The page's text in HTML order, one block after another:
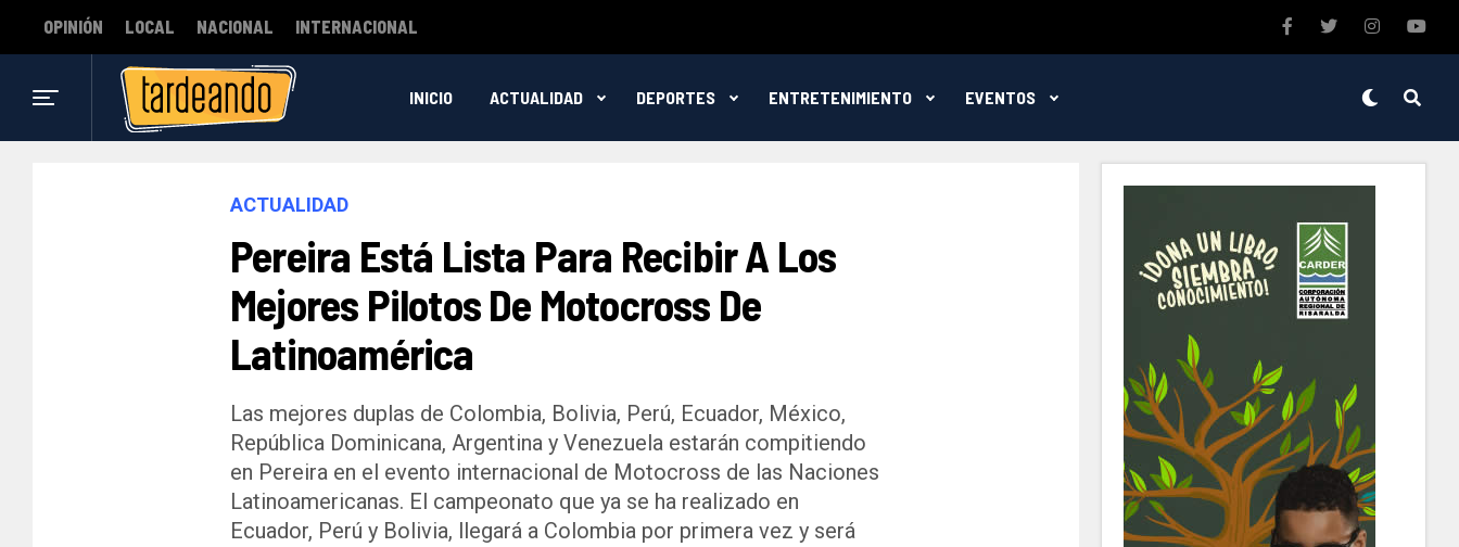
OPINIÓN LOCAL NACIONAL INTERNACIONAL
INICIO ACTUALIDAD DEPORTES ENTRETENIMIENTO EVENTOS
ACTUALIDAD
Pereira Está Lista Para Recibir A Los
Mejores Pilotos De Motocross De
Latinoamérica
Las mejores duplas de Colombia, Bolivia, Perú, Ecuador, México,
República Dominicana, Argentina y Venezuela estarán compitiendo
en Pereira en el evento internacional de Motocross de las Naciones
Latinoamericanas. El campeonato que ya se ha realizado en
Ecuador, Perú y Bolivia, llegará a Colombia por primera vez y será